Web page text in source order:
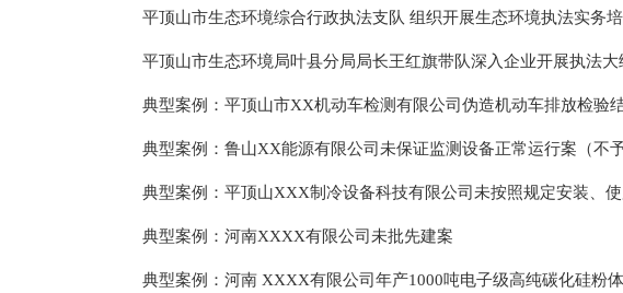
平顶山市生态环境综合行政执法支队 组织开展生态环境执法实务
平顶山市生态环境局叶县分局局长王红旗带队深入企业开展执法大
典型案例：平顶山市XX机动车检测有限公司伪造机动车排放检验
典型案例：鲁山XX能源有限公司未保证监测设备正常运行案（不予
典型案例：平顶山XXX制冷设备科技有限公司未按照规定安装、
典型案例：河南XXXX有限公司未批先建案
典型案例：河南 XXXX有限公司年产1000吨电子级高纯碳化硅粉